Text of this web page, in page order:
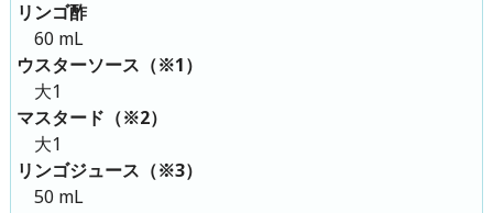
リンゴ酢
60 mL
ウスターソース（※1）
大1
マスタード（※2）
大1
リンゴジュース（※3）
50 mL